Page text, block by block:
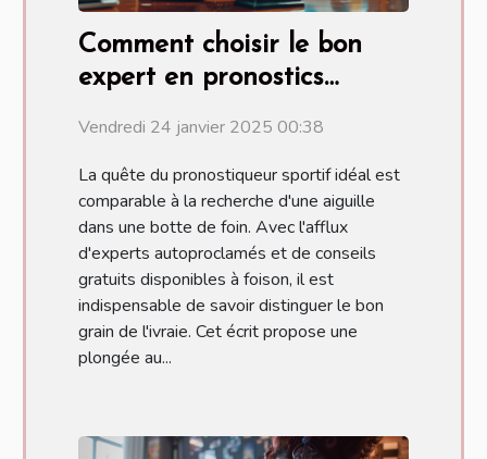
Comment choisir le bon
expert en pronostics
Vendredi 24 janvier 2025 00:38
La quête du pronostiqueur sportif idéal est
comparable à la recherche d'une aiguille
dans une botte de foin. Avec l'afflux
d'experts autoproclamés et de conseils
gratuits disponibles à foison, il est
indispensable de savoir distinguer le bon
grain de l'ivraie. Cet écrit propose une
plongée au...